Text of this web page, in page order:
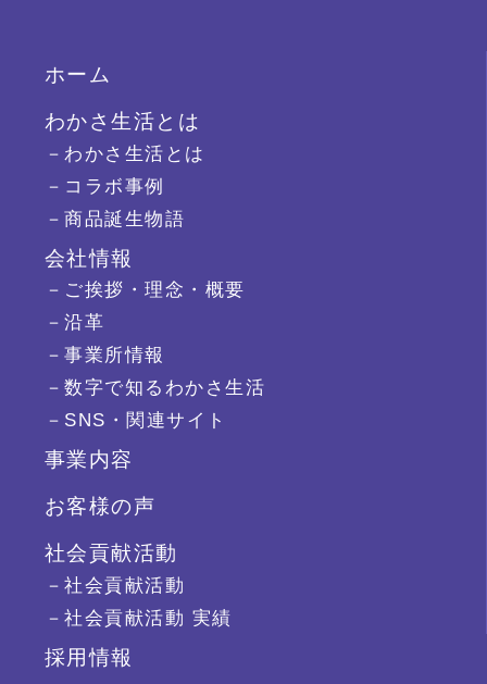
ホーム
わかさ生活とは
－わかさ生活とは
－コラボ事例
－商品誕生物語
会社情報
－ご挨拶・理念・概要
－沿革
－事業所情報
－数字で知るわかさ生活
－SNS・関連サイト
事業内容
お客様の声
社会貢献活動
－社会貢献活動
－社会貢献活動 実績
採用情報